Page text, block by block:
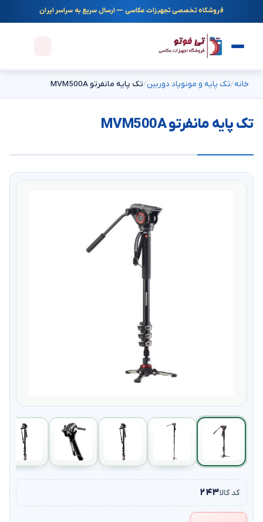
فروشگاه تخصصی تجهیزات عکاسی — ارسال سریع به سراسر ایران
خانه تک پایه و مونوپاد دوربین تک پایه مانفرتو MVM500A
تک پایه مانفرتو MVM500A
کد کالا۲۴۳